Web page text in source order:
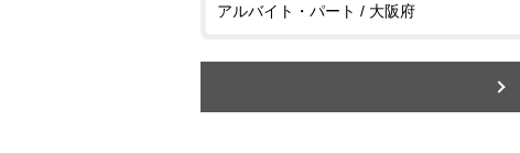
アルバイト・パート / 大阪府